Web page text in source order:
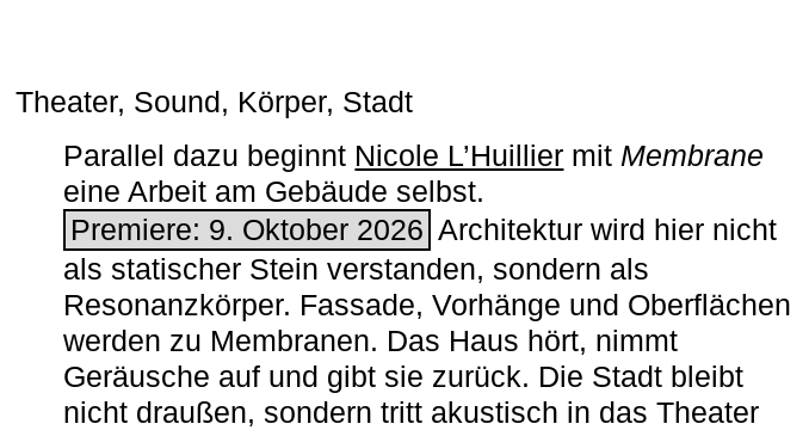
Theater, Sound, Körper, Stadt
Parallel dazu beginnt Nicole L’Huillier mit ­ Membrane
eine Arbeit am Gebäude selbst.
Premiere: 9. Oktober 2026 Architektur wird hier nicht
als statischer Stein verstanden, sondern als
Resonanzkörper. Fassade, Vorhänge und Oberflächen
werden zu Membranen. Das Haus hört, nimmt
Geräusche auf und gibt sie zurück. Die Stadt bleibt
nicht draußen, sondern tritt akustisch in das Theater